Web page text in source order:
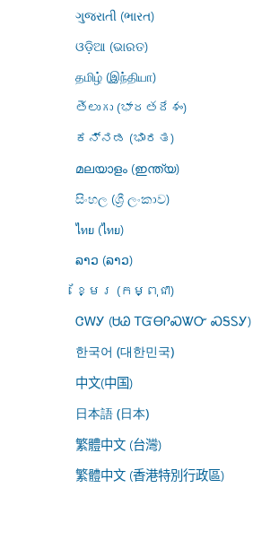
ગુજરાતી (ભારત)
ଓଡ଼ିଆ (ଭାରତ)
தமிழ் (இந்தியா)
తెలుగు (భారతదేశం)
ಕನ್ನಡ (ಭಾರತ)
മലയാളം (ഇന്ത്യ)
සිංහල (ශ්‍රී ලංකාව)
ไทย (ไทย)
ລາວ (ລາວ)
ខ្មែរ (កម្ពុជា)
ᏣᎳᎩ (ᏌᏊ ᎢᏳᎾᎵᏍᏔᏅ ᏍᎦᏚᎩ)
한국어 (대한민국)
中文(中国)
日本語 (日本)
繁體中文 (台灣)
繁體中文 (香港特別行政區)